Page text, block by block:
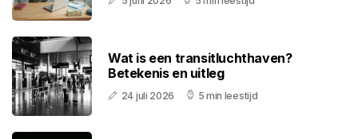
Wat is een transitluchthaven?
Betekenis en uitleg
24 juli 2026 5 min leestijd